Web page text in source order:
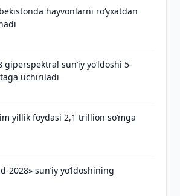
hayvonlarni ro‘yxatdan
giperspektral sun’iy yo‘ldoshi 5-
uchiriladi
yillik foydasi 2,1 trillion so‘mga
2028» sun’iy yo‘ldoshining